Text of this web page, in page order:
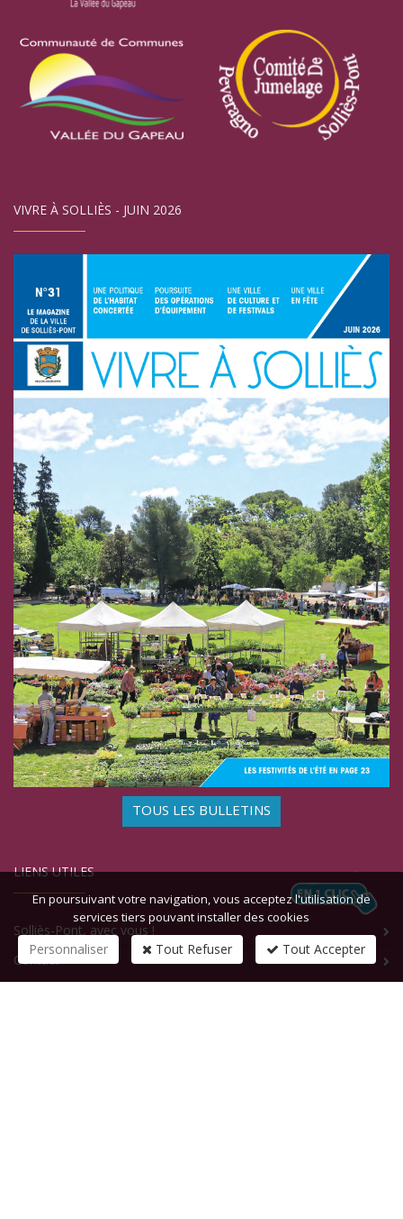
VIVRE À SOLLIÈS - JUIN 2026
TOUS LES BULLETINS
LIENS UTILES
Solliès-Pont, avec vous !
Contact
En poursuivant votre navigation, vous acceptez l'utilisation de
services tiers pouvant installer des cookies
Personnaliser Tout Refuser Tout Accepter